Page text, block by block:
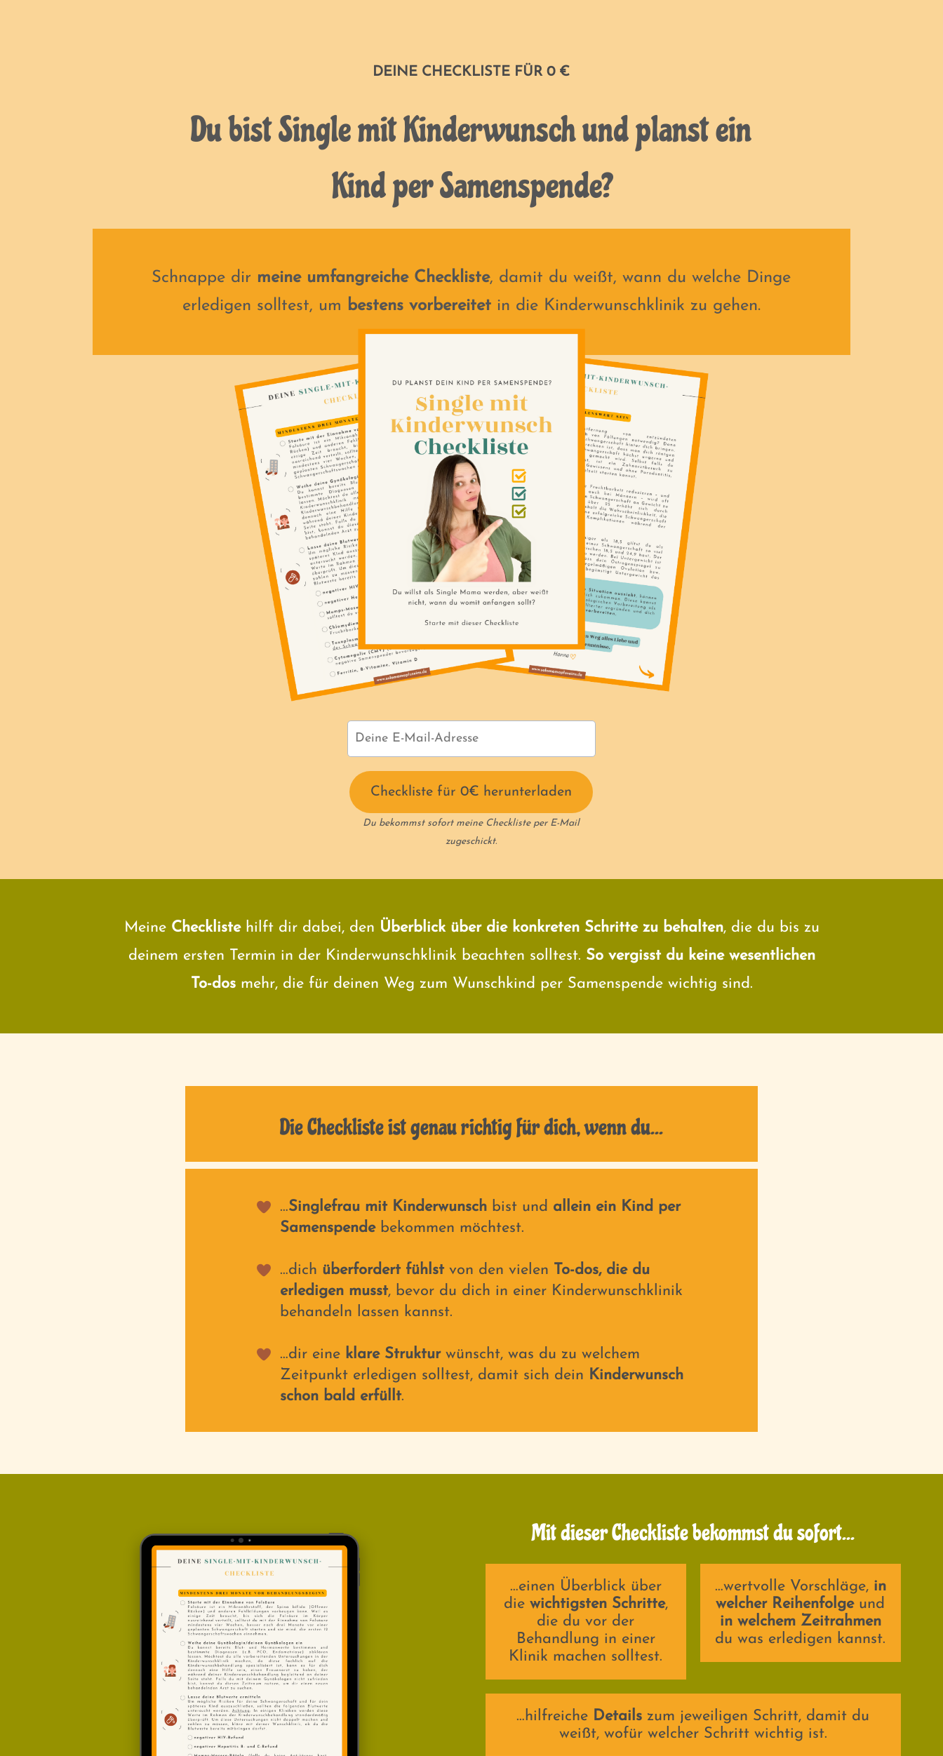
DEINE CHECKLISTE FÜR 0 €
Du bist Single mit Kinderwunsch und planst ein
Kind per Samenspende?
Schnappe dir meine umfangreiche Checkliste, damit du weißt, wann du welche Dinge
erledigen solltest, um bestens vorbereitetin die Kinderwunschklinik zu gehen.
Checkliste für 0€ herunterladen
Du bekommst sofort meine Checkliste per E-Mail
zugeschickt.
Meine Checklistehilft dir dabei, den Überblick über die konkreten Schritte zu behalten, die du bis zu
deinem ersten Termin in der Kinderwunschklinik beachten solltest. So vergisst du keine wesentlichen
To-dosmehr, die für deinen Weg zum Wunschkind per Samenspende wichtig sind.
Die Checkliste ist genau richtig für dich, wenn du...
…Singlefrau mit Kinderwunschbist und allein ein Kind per
Samenspende bekommen möchtest.
…dich überfordert fühlstvon den vielen To-dos, die du
erledigen musst, bevor du dich in einer Kinderwunschklinik
behandeln lassen kannst.
…dir eine klare Struktur wünscht, was du zu welchem
Zeitpunkt erledigen solltest, damit sich dein Kinderwunsch
schon bald erfüllt.
Mit dieser Checkliste bekommst du sofort...
…einen Überblick über
die wichtigsten Schritte,
die du vor der
Behandlung in einer
Klinik machen solltest.
…wertvolle Vorschläge, in
welcher Reihenfolgeund
in welchem Zeitrahmen
du was erledigen kannst.
…hilfreiche Details zum jeweiligen Schritt, damit du
weißt, wofür welcher Schritt wichtig ist.